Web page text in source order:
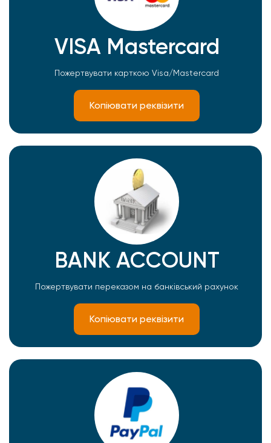
VISA Mastercard
Пожертвувати карткою Visa/Mastercard
Копіювати реквізити
BANK ACCOUNT
Пожертвувати переказом на банківський рахунок
Копіювати реквізити